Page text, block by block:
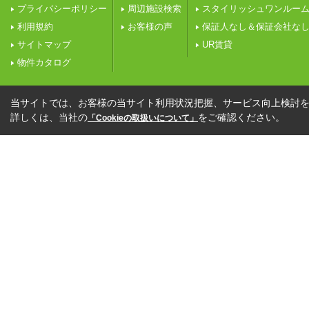
プライバシーポリシー
利用規約
サイトマップ
物件カタログ
周辺施設検索
お客様の声
スタイリッシュワンルーム
保証人なし＆保証会社なし
UR賃貸
当サイトでは、お客様の当サイト利用状況把握、サービス向上検討
詳しくは、当社の 「Cookieの取扱いについて」 をご確認ください。